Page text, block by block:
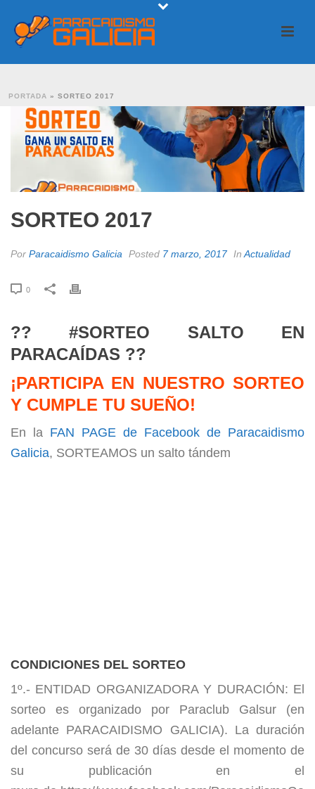
PORTADA » SORTEO 2017
SORTEO 2017
Por Paracaidismo Galicia Posted 7 marzo, 2017 In Actualidad
0
?? #SORTEO SALTO EN
PARACAÍDAS ??
¡PARTICIPA EN NUESTRO SORTEO
Y CUMPLE TU SUEÑO!
En la FAN PAGE de Facebook de Paracaidismo
Galicia, SORTEAMOS un salto tándem
CONDICIONES DEL SORTEO
1º.- ENTIDAD ORGANIZADORA Y DURACIÓN: El
sorteo es organizado por Paraclub Galsur (en
adelante PARACAIDISMO GALICIA). La duración
del concurso será de 30 días desde el momento de
su publicación en el